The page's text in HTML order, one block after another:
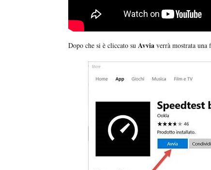
Dopo che si è cliccato su Avvia verrà mostrata una